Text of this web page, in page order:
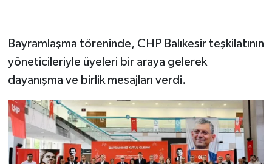
Bayramlaşma töreninde, CHP Balıkesir teşkilatının
yöneticileriyle üyeleri bir araya gelerek
dayanışma ve birlik mesajları verdi.